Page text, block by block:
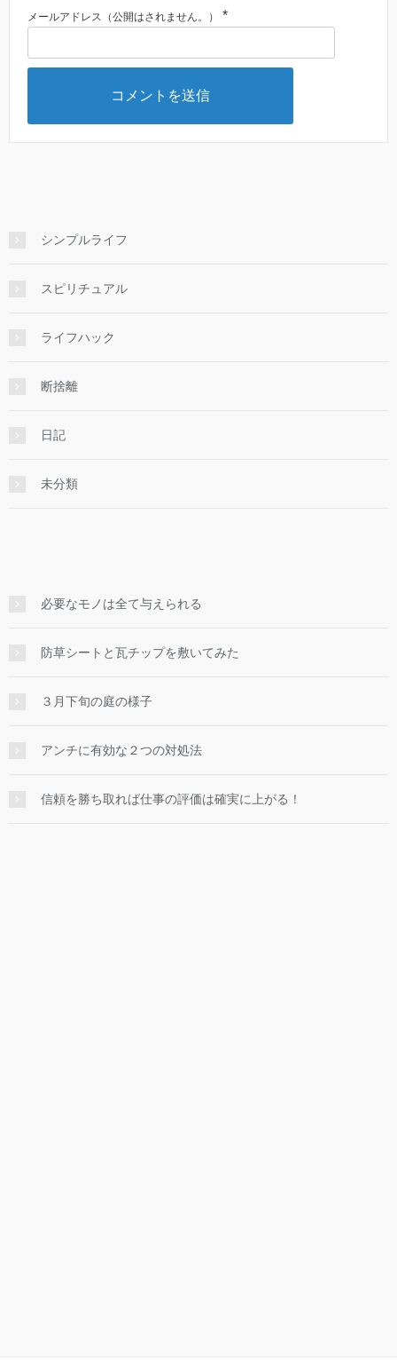
メールアドレス（公開はされません。） *
シンプルライフ
スピリチュアル
ライフハック
断捨離
日記
未分類
必要なモノは全て与えられる
防草シートと瓦チップを敷いてみた
３月下旬の庭の様子
アンチに有効な２つの対処法
信頼を勝ち取れば仕事の評価は確実に上がる！